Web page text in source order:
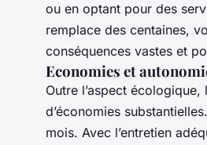
ou en optant pour des
remplace des centaines,
conséquences vastes et
Economies et
Outre l’aspect
d’économies
mois. Avec l’entretien